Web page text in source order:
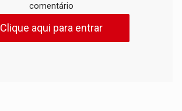
comentário
Clique aqui para entrar